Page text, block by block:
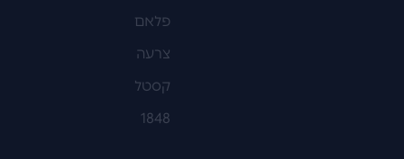
פלאם
צרעה
קסטל
1848